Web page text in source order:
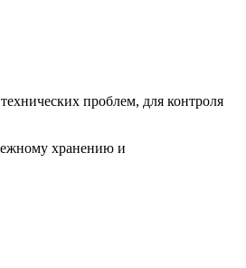
проблем, для контроля
хранению и